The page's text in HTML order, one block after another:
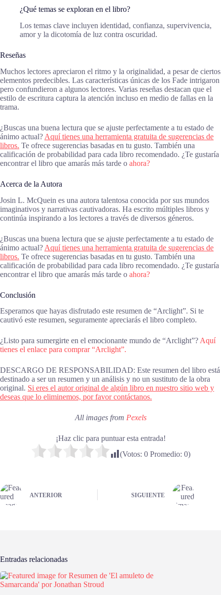
¿Qué temas se exploran en el libro?
Los temas clave incluyen identidad, confianza, supervivencia,
amor y la dicotomía de luz contra oscuridad.
Reseñas
Muchos lectores apreciaron el ritmo y la originalidad, a pesar de ciertos
elementos predecibles. Las características únicas de los Fade intrigaron
pero confundieron a algunos lectores. Varias reseñas destacan que el
estilo de escritura captura la atención incluso en medio de fallas en la
trama.
¿Buscas una buena lectura que se ajuste perfectamente a tu estado de
ánimo actual? Aquí tienes una herramienta gratuita de sugerencias de
libros. Te ofrece sugerencias basadas en tu gusto. También una
calificación de probabilidad para cada libro recomendado. ¿Te gustaría
encontrar el libro que amarás más tarde o ahora?
Acerca de la Autora
Josin L. McQuein es una autora talentosa conocida por sus mundos
imaginativos y narrativas cautivadoras. Ha escrito múltiples libros y
continúa inspirando a los lectores a través de diversos géneros.
¿Buscas una buena lectura que se ajuste perfectamente a tu estado de
ánimo actual? Aquí tienes una herramienta gratuita de sugerencias de
libros. Te ofrece sugerencias basadas en tu gusto. También una
calificación de probabilidad para cada libro recomendado. ¿Te gustaría
encontrar el libro que amarás más tarde o ahora?
Conclusión
Esperamos que hayas disfrutado este resumen de “Arclight”. Si te
cautivó este resumen, seguramente apreciarás el libro completo.
¿Listo para sumergirte en el emocionante mundo de “Arclight”? Aquí
tienes el enlace para comprar “Arclight”.
DESCARGO DE RESPONSABILIDAD: Este resumen del libro está
destinado a ser un resumen y un análisis y no un sustituto de la obra
original. Si eres el autor original de algún libro en nuestro sitio web y
deseas que lo eliminemos, por favor contáctanos.
All images from Pexels
¡Haz clic para puntuar esta entrada!
(Votos: 0Promedio: 0)
ANTERIOR SIGUIENTE
Entradas relacionadas